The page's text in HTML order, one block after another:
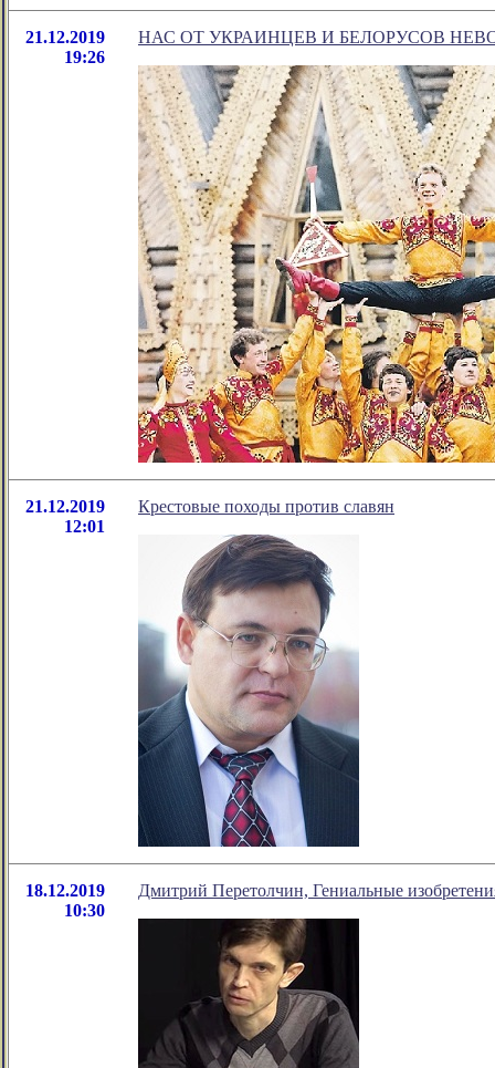
21.12.2019
19:26
НАС ОТ УКРАИНЦЕВ И БЕЛОРУСОВ
21.12.2019
12:01
Крестовые походы против славян
18.12.2019
10:30
Дмитрий Перетолчин, Гениальные